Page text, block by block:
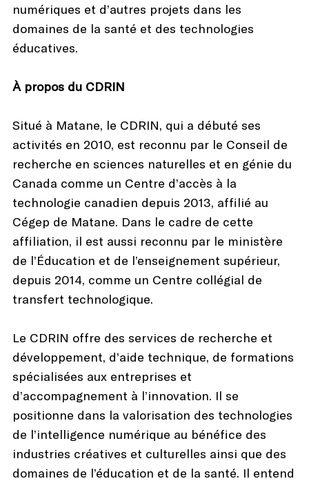
numériques et d’autres projets dans les
domaines de la santé et des technologies
éducatives.
À propos du CDRIN
Situé à Matane, le CDRIN, qui a débuté ses
activités en 2010, est reconnu par le Conseil de
recherche en sciences naturelles et en génie du
Canada comme un Centre d’accès à la
technologie canadien depuis 2013, affilié au
Cégep de Matane. Dans le cadre de cette
affiliation, il est aussi reconnu par le ministère
de l’Éducation et de l’enseignement supérieur,
depuis 2014, comme un Centre collégial de
transfert technologique.
Le CDRIN offre des services de recherche et
développement, d’aide technique, de formations
spécialisées aux entreprises et
d’accompagnement à l’innovation. Il se
positionne dans la valorisation des technologies
de l’intelligence numérique au bénéfice des
industries créatives et culturelles ainsi que des
domaines de l’éducation et de la santé. Il entend